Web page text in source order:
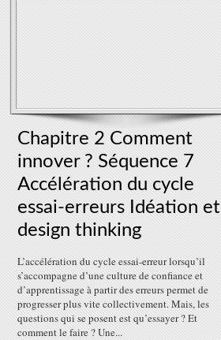
Chapitre 2 Comment
innover ? Séquence 7
Accélération du cycle
essai-erreurs Idéation et
design thinking
L’accélération du cycle essai-erreur lorsqu’il
s’accompagne d’une culture de confiance et
d’apprentissage à partir des erreurs permet de
progresser plus vite collectivement. Mais, les
questions qui se posent est qu’essayer ? Et
comment le faire ? Une...